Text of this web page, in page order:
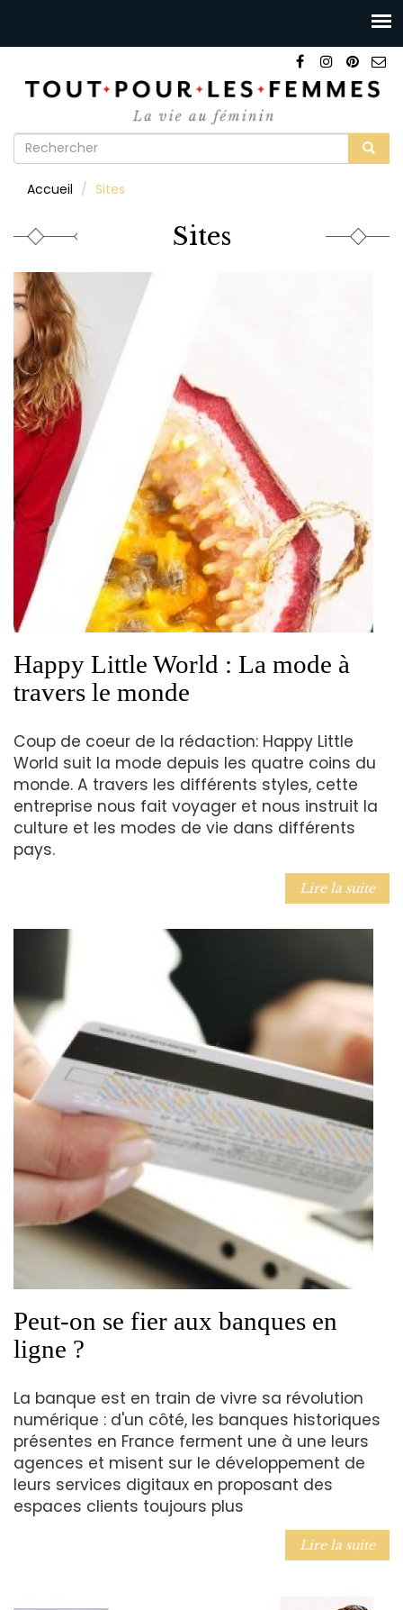
Formulaire
recherche
Accueil Sites
Sites
Happy Little World : La mode à
travers le monde
Coup de coeur de la rédaction: Happy Little
World suit la mode depuis les quatre coins du
monde. A travers les différents styles, cette
entreprise nous fait voyager et nous instruit la
culture et les modes de vie dans différents
pays.
Lire la suite
Peut-on se fier aux banques en
ligne ?
La banque est en train de vivre sa révolution
numérique : d'un côté, les banques historiques
présentes en France ferment une à une leurs
agences et misent sur le développement de
leurs services digitaux en proposant des
espaces clients toujours plus
Lire la suite